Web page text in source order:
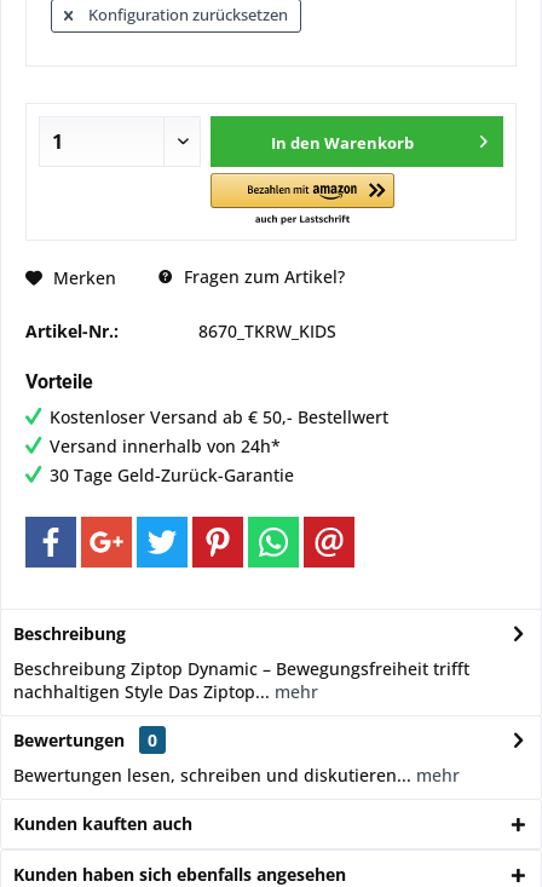
Konfiguration zurücksetzen
In den Warenkorb
Merken Fragen zum Artikel?
Artikel-Nr.: 8670_TKRW_KIDS
Vorteile
Kostenloser Versand ab € 50,- Bestellwert
Versand innerhalb von 24h*
30 Tage Geld-Zurück-Garantie
Beschreibung
Beschreibung Ziptop Dynamic – Bewegungsfreiheit trifft
nachhaltigen Style Das Ziptop... mehr
Bewertungen
0
Bewertungen lesen, schreiben und diskutieren... mehr
Kunden kauften auch
Kunden haben sich ebenfalls angesehen